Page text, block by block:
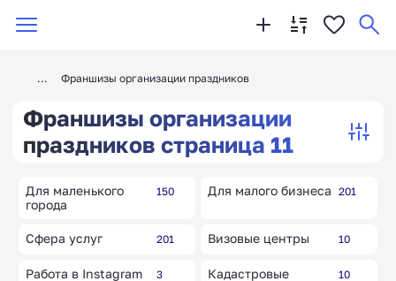
Франшизы организации праздников
Франшизы организации
праздников страница 11
Для маленького
города
150 Для малого бизнеса 201
Сфера услуг 201 Визовые центры 10
Работа в Instagram 3
Кадастровые
10